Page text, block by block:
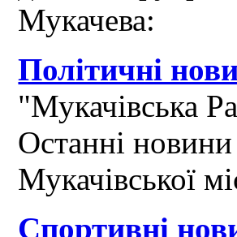
Мукачева:
Політичні
"Мукачівська
Останні
Мукачівської
Спортивні